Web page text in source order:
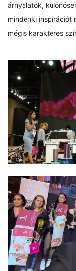
árnyalatok,
mindenki inspirációt
mégis karakteres